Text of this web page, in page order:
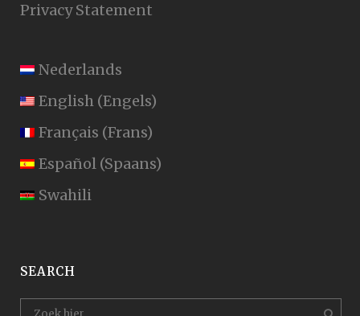
Privacy Statement
Nederlands
English (Engels)
Français (Frans)
Español (Spaans)
Swahili
SEARCH